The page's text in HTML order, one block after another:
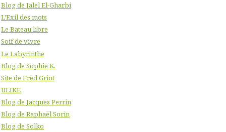
Blog de Jalel El-Gharbi
L'Exil des mots
Le Bateau libre
Soif de vivre
Le Labyrinthe
Blog de Sophie K.
Site de Fred Griot
ULIKE
Blog de Jacques Perrin
Blog de Raphaël Sorin
Blog de Solko